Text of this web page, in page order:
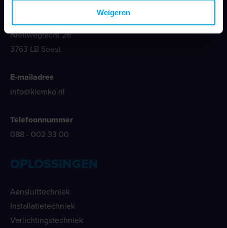
Weigeren
Nieuwegracht 26
3763 LB Soest
E-mailadres
info@klemko.nl
Telefoonnummer
088 - 002 33 00
OPLOSSINGEN
Aansluittechniek
Installatietechniek
Verlichtingstechniek